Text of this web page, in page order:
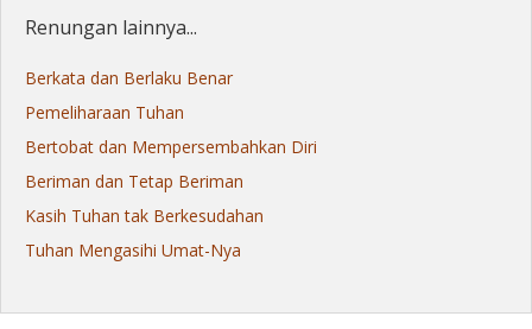
Renungan lainnya...
Berkata dan Berlaku Benar
Pemeliharaan Tuhan
Bertobat dan Mempersembahkan Diri
Beriman dan Tetap Beriman
Kasih Tuhan tak Berkesudahan
Tuhan Mengasihi Umat-Nya